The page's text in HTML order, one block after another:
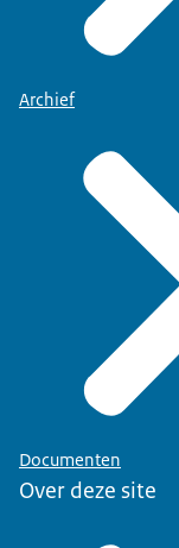
Archief
Documenten
Over deze site